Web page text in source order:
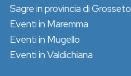
Sagre in provincia di Grosseto
Eventi in Maremma
Eventi in Mugello
Eventi in Valdichiana